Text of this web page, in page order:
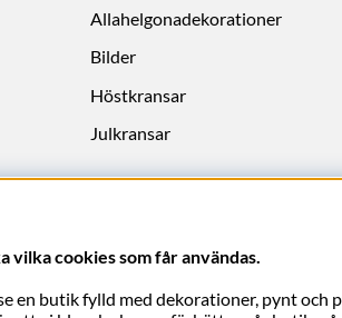
Allahelgonadekorationer
Bilder
Höstkransar
Julkransar
vilka cookies som får användas.
en butik fylld med dekorationer, pynt och